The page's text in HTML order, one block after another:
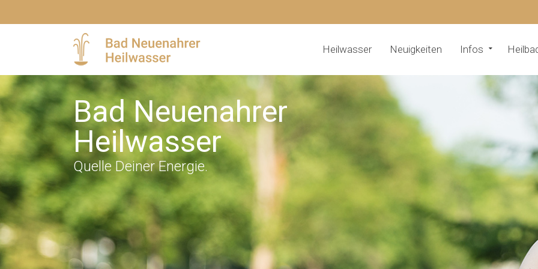
Heilwasser Neuigkeiten Infos
Bad Neuenahrer
Heilwasser
Quelle Deiner Energie.